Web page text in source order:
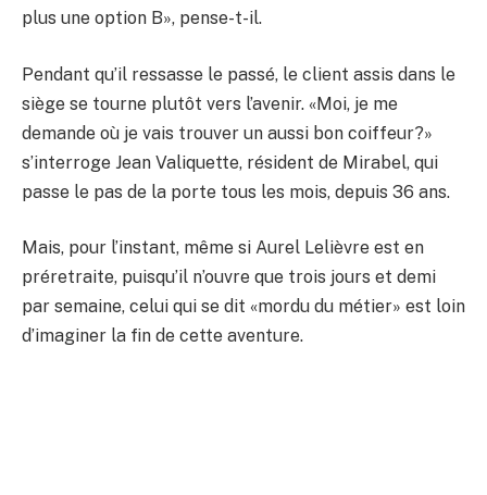
plus une option B», pense-t-il.
Pendant qu’il ressasse le passé, le client assis dans le
siège se tourne plutôt vers l’avenir. «Moi, je me
demande où je vais trouver un aussi bon coiffeur?»
s’interroge Jean Valiquette, résident de Mirabel, qui
passe le pas de la porte tous les mois, depuis 36 ans.
Mais, pour l’instant, même si Aurel Lelièvre est en
préretraite, puisqu’il n’ouvre que trois jours et demi
par semaine, celui qui se dit «mordu du métier» est loin
d’imaginer la fin de cette aventure.